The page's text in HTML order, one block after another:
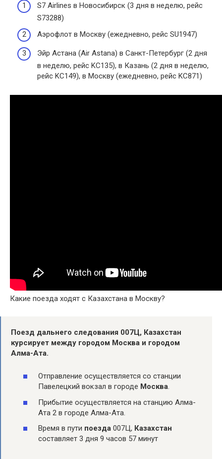
S7 Airlines в Новосибирск (3 дня в неделю, рейс
S73288)
Аэрофлот в Москву (ежедневно, рейс SU1947)
Эйр Астана (Air Astana) в Санкт-Петербург (2 дня
в неделю, рейс KC135), в Казань (2 дня в неделю,
рейс KC149), в Москву (ежедневно, рейс KC871)
Какие поезда ходят с Казахстана в Москву?
Поезд дальнего следования 007Ц, Казахстан
курсирует между городом Москва и городом
Алма-Ата.
Отправление осуществляется со станции
Павелецкий вокзал в городе Москва.
Прибытие осуществляется на станцию Алма-
Ата 2 в городе Алма-Ата.
Время в пути поезда 007Ц, Казахстан
составляет 3 дня 9 часов 57 минут